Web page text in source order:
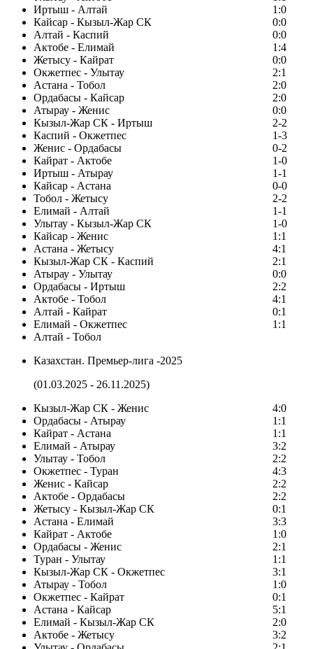
Иртыш - Алтай
1:0
Кайсар - Кызыл-Жар СК
0:0
Алтай - Каспий
0:0
Актобе - Елимай
1:4
Жетысу - Кайрат
0:0
Окжетпес - Улытау
2:1
Астана - Тобол
2:0
Ордабасы - Кайсар
2:0
Атырау - Женис
0:0
Кызыл-Жар СК - Иртыш
2-2
Каспий - Окжетпес
1-3
Женис - Ордабасы
0-2
Кайрат - Актобе
1-0
Иртыш - Атырау
1-1
Кайсар - Астана
0-0
Тобол - Жетысу
2-2
Елимай - Алтай
1-1
Улытау - Кызыл-Жар СК
1-0
Кайсар - Женис
1:1
Астана - Жетысу
4:1
Кызыл-Жар СК - Каспий
2:1
Атырау - Улытау
0:0
Ордабасы - Иртыш
2:2
Актобе - Тобол
4:1
Алтай - Кайрат
0:1
Елимай - Окжетпес
1:1
Алтай - Тобол
Казахстан. Премьер-лига -2025
(01.03.2025 - 26.11.2025)
Кызыл-Жар СК - Женис
4:0
Ордабасы - Атырау
1:1
Кайрат - Астана
1:1
Елимай - Атырау
3:2
Улытау - Тобол
2:2
Окжетпес - Туран
4:3
Женис - Кайсар
2:2
Актобе - Ордабасы
2:2
Жетысу - Кызыл-Жар СК
0:1
Астана - Елимай
3:3
Кайрат - Актобе
1:0
Ордабасы - Женис
2:1
Туран - Улытау
1:1
Кызыл-Жар СК - Окжетпес
3:1
Атырау - Тобол
1:0
Окжетпес - Кайрат
0:1
Астана - Кайсар
5:1
Елимай - Кызыл-Жар СК
2:0
Актобе - Жетысу
3:2